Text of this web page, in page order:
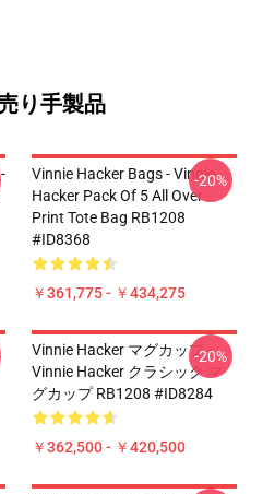
り手製品
Vinnie Hacker Bags - Vinnie
Hacker Pack Of 5 All Over
Print Tote Bag RB1208
#ID8368
￥361,775 - ￥434,275
-20%
Vinnie Hacker マグカップ -
Vinnie Hacker クラシック マ
グカップ RB1208 #ID8284
￥362,500 - ￥420,500
-20%